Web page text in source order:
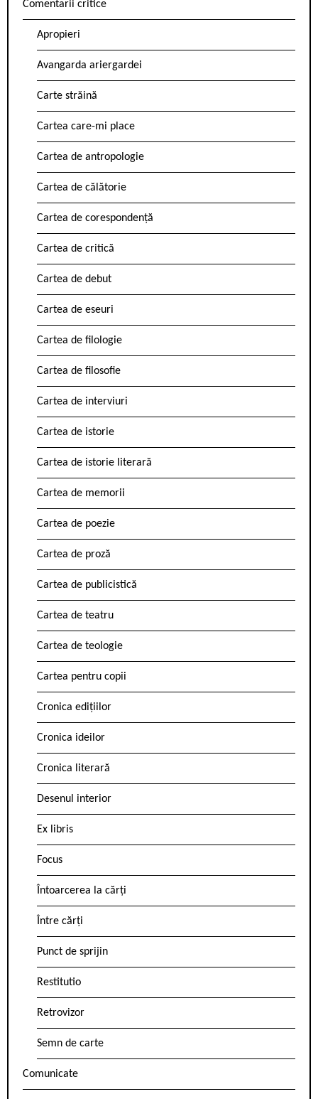
Comentarii critice
Apropieri
Avangarda ariergardei
Carte străină
Cartea care-mi place
Cartea de antropologie
Cartea de călătorie
Cartea de corespondență
Cartea de critică
Cartea de debut
Cartea de eseuri
Cartea de filologie
Cartea de filosofie
Cartea de interviuri
Cartea de istorie
Cartea de istorie literară
Cartea de memorii
Cartea de poezie
Cartea de proză
Cartea de publicistică
Cartea de teatru
Cartea de teologie
Cartea pentru copii
Cronica edițiilor
Cronica ideilor
Cronica literară
Desenul interior
Ex libris
Focus
Întoarcerea la cărți
Între cărți
Punct de sprijin
Restitutio
Retrovizor
Semn de carte
Comunicate